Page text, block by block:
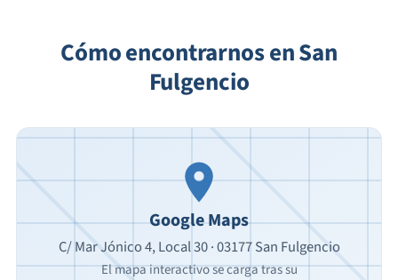
Cómo encontrarnos en San
Fulgencio
Google Maps
C/ Mar Jónico 4, Local 30 · 03177 San Fulgencio
El mapa interactivo se carga tras su